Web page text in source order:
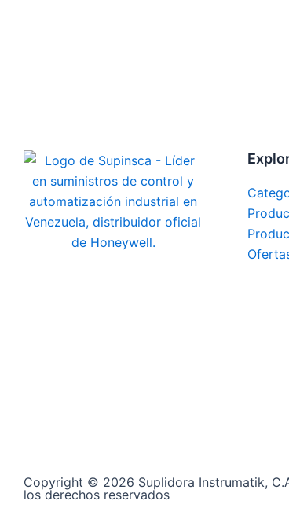
Copyright © 2026 Suplidora Instrumatik,
los derechos reservados